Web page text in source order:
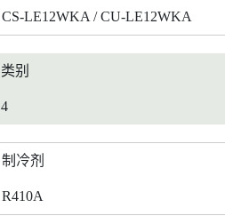
CS-LE12WKA / CU-LE12WKA
类别
4
制冷剂
R410A